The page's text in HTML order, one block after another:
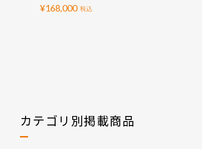
¥168,000 税込
カテゴリ別掲載商品